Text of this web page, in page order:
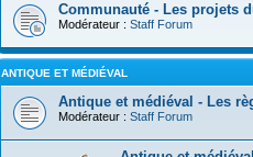
Communauté - Les projets
Modérateur : Staff Forum
ANTIQUE ET MÉDIÉVAL
Antique et médiéval - Les
Modérateur : Staff Forum